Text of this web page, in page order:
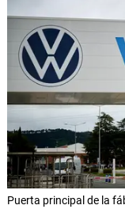
Puerta principal de la